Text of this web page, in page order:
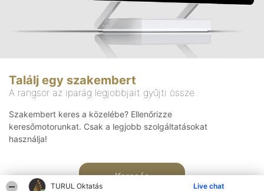
TURUL Oktatás Live chat
Találj egy szakembert
A rangsor az iparág legjobbjait gyűjti össze
Szakembert keres a közelébe? Ellenőrizze
keresőmotorunkat. Csak a legjobb szolgáltatásokat
használja!
Keresés